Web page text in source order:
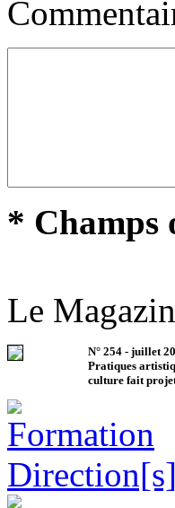
* Champs
Le
N° 254 - juillet
Pratiques
culture fait